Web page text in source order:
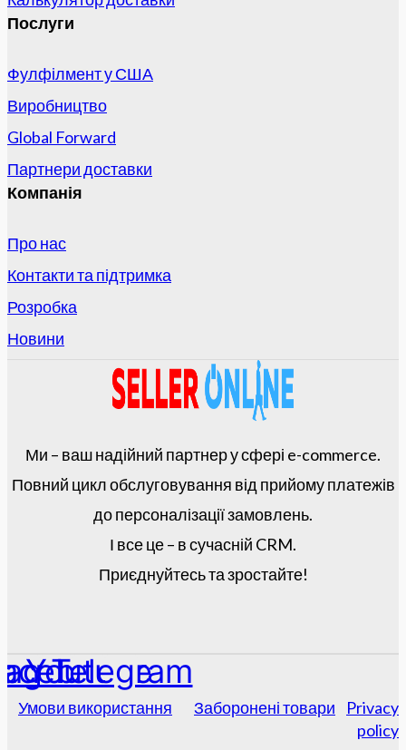
Послуги
Фулфілмент у США
Виробництво
Global Forward
Партнери доставки
Компанія
Про нас
Контакти та підтримка
Розробка
Новини
Ми – ваш надійний партнер у сфері e-commerce.
Повний цикл обслуговування від прийому платежів
до персоналізації замовлень.
І все це – в сучасній CRM.
Приєднуйтесь та зростайте!
Youtube
Telegram
Умови використання Заборонені товари
Privacy
policy